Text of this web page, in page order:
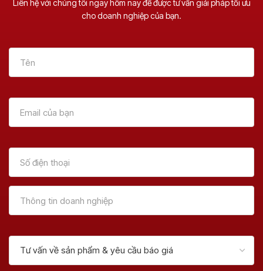
Liên hệ với chúng tôi ngay hôm nay để được tư vấn giải pháp tối ưu
cho doanh nghiệp của bạn.